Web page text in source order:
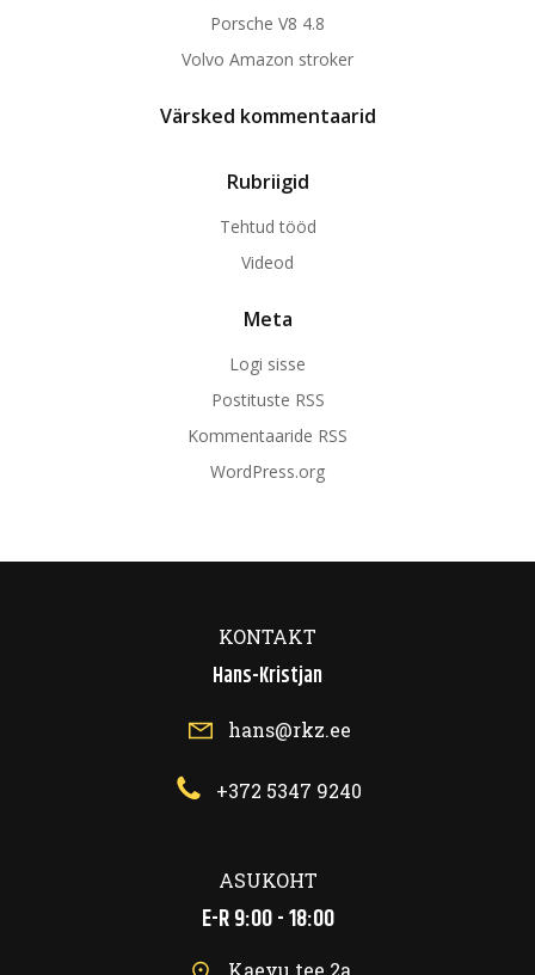
Porsche V8 4.8
Volvo Amazon stroker
Värsked kommentaarid
Rubriigid
Tehtud tööd
Videod
Meta
Logi sisse
Postituste RSS
Kommentaaride RSS
WordPress.org
KONTAKT
Hans-Kristjan
hans@rkz.ee
+372 5347 9240
ASUKOHT
E-R 9:00 - 18:00
Kaevu tee 2a